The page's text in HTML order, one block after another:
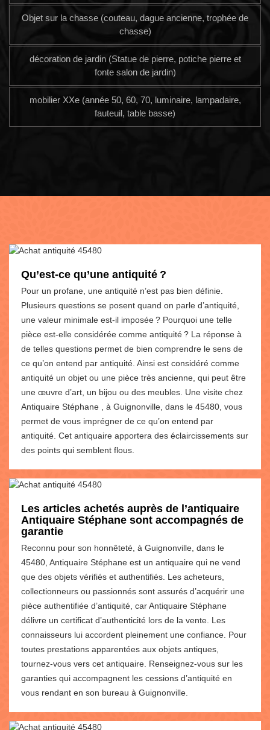
Objet sur la chasse (couteau, dague ancienne, trophée de
chasse)
décoration de jardin (Statue de pierre, potiche pierre et
fonte salon de jardin)
mobilier XXe (année 50, 60, 70, luminaire, lampadaire,
fauteuil, table basse)
Qu’est-ce qu’une antiquité ?
Pour un profane, une antiquité n’est pas bien définie.
Plusieurs questions se posent quand on parle d’antiquité,
une valeur minimale est-il imposée ? Pourquoi une telle
pièce est-elle considérée comme antiquité ? La réponse à
de telles questions permet de bien comprendre le sens de
ce qu’on entend par antiquité. Ainsi est considéré comme
antiquité un objet ou une pièce très ancienne, qui peut être
une œuvre d’art, un bijou ou des meubles. Une visite chez
Antiquaire Stéphane , à Guignonville, dans le 45480, vous
permet de vous imprégner de ce qu’on entend par
antiquité. Cet antiquaire apportera des éclaircissements sur
des points qui semblent flous.
Les articles achetés auprès de l’antiquaire
Antiquaire Stéphane sont accompagnés de
garantie
Reconnu pour son honnêteté, à Guignonville, dans le
45480, Antiquaire Stéphane est un antiquaire qui ne vend
que des objets vérifiés et authentifiés. Les acheteurs,
collectionneurs ou passionnés sont assurés d’acquérir une
pièce authentifiée d’antiquité, car Antiquaire Stéphane
délivre un certificat d’authenticité lors de la vente. Les
connaisseurs lui accordent pleinement une confiance. Pour
toutes prestations apparentées aux objets antiques,
tournez-vous vers cet antiquaire. Renseignez-vous sur les
garanties qui accompagnent les cessions d’antiquité en
vous rendant en son bureau à Guignonville.